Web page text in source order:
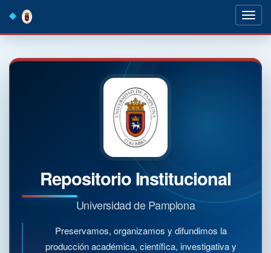
navigation
Repositorio Institucional
Universidad de Pamplona
Preservamos, organizamos y difundimos la
producción académica, científica, investigativa y